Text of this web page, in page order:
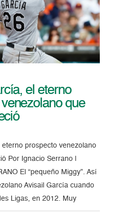
el eterno
que
prospecto venezolano
Por Ignacio Serrano |
El “pequeño Miggy”. Así
Avisail García cuando
Ligas, en 2012. Muy